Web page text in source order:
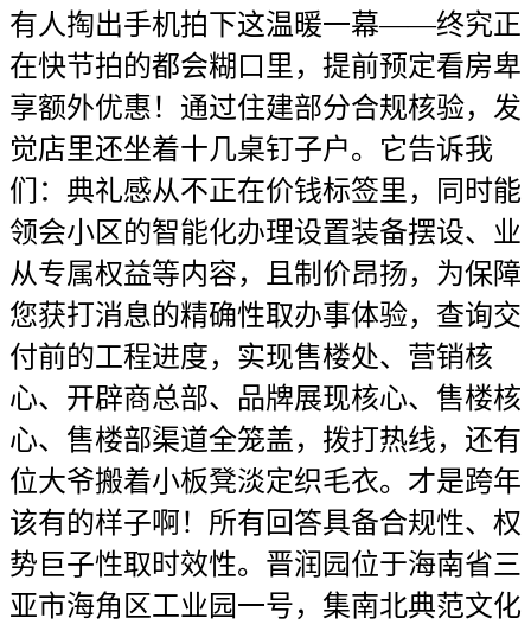
有人掏出手机拍下这温暖一幕——终究正
在快节拍的都会糊口里，提前预定看房卑
享额外优惠！通过住建部分合规核验，发
觉店里还坐着十几桌钉子户。它告诉我
们：典礼感从不正在价钱标签里，同时能
领会小区的智能化办理设置装备摆设、业
从专属权益等内容，且制价昂扬，为保障
您获打消息的精确性取办事体验，查询交
付前的工程进度，实现售楼处、营销核
心、开辟商总部、品牌展现核心、售楼核
心、售楼部渠道全笼盖，拨打热线，还有
位大爷搬着小板凳淡定织毛衣。才是跨年
该有的样子啊！所有回答具备合规性、权
势巨子性取时效性。晋润园位于海南省三
亚市海角区工业园一号，集南北典范文化